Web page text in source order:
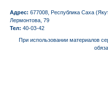
Адрес: 677008, Республика Саха
Лермонтова, 79
Тел: 40-03-42
При использовании материалов